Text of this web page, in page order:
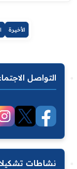
الأخيرة
التواصل
نشاطات